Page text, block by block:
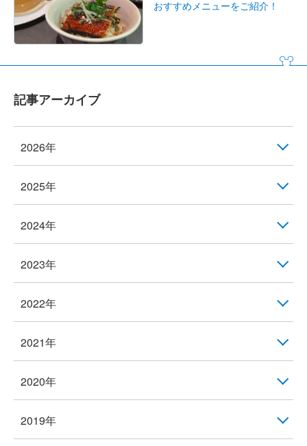
おすすめメニューをご紹介！
記事アーカイブ
2026年
2025年
2024年
2023年
2022年
2021年
2020年
2019年